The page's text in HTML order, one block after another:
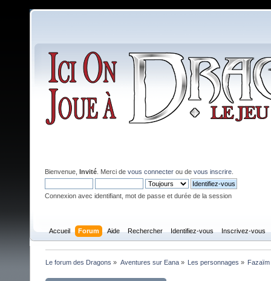
Bienvenue, Invité . Merci de vous connecter ou de vous inscrire
Connexion avec identifiant, mot de passe et durée de la session
Accueil Forum Aide Rechercher Identifiez-vous Inscrivez-vous
Le forum des Dragons » Aventures sur Eana» Les personnages »